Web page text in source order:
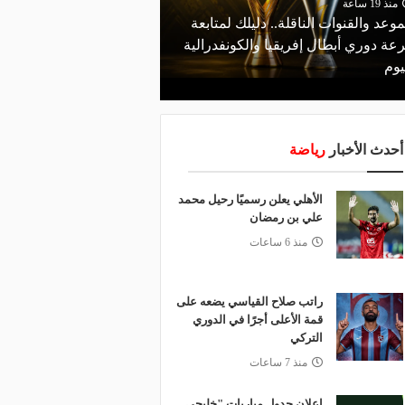
منذ 19 ساعة
والقنوات الناقلة.. دليلك لمتابعة
دوري أبطال إفريقيا والكونفدرالية
أحدث الأخبار رياضة
الأهلي يعلن رسميًا رحيل محمد
علي بن رمضان
منذ 6 ساعات
راتب صلاح القياسي يضعه على
قمة الأعلى أجرًا في الدوري
التركي
منذ 7 ساعات